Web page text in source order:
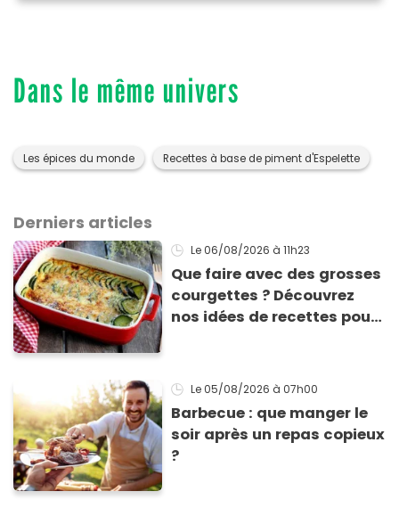
Dans le même univers
Les épices du monde Recettes à base de piment d'Espelette
Derniers articles
Le 06/08/2026 à 11h23
Que faire avec des grosses
courgettes ? Découvrez
nos idées de recettes pour
Le 05/08/2026 à 07h00
Barbecue : que manger le
soir après un repas copieux
?